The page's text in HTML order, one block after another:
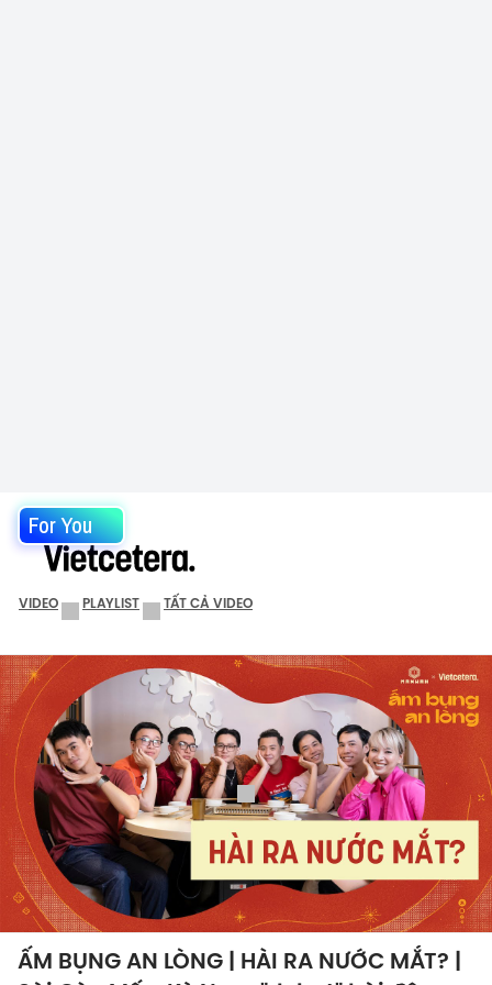
For You
VIDEO PLAYLIST TẤT CẢ VIDEO
ẤM BỤNG AN LÒNG | HÀI RA NƯỚC MẮT? |